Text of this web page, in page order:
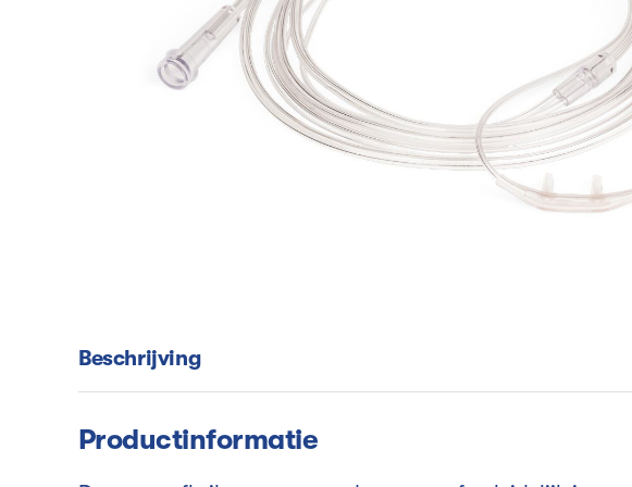
Beschrijving
Productinformatie